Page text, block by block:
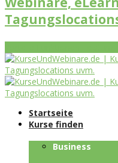
Startseite
Kurse finden
Business